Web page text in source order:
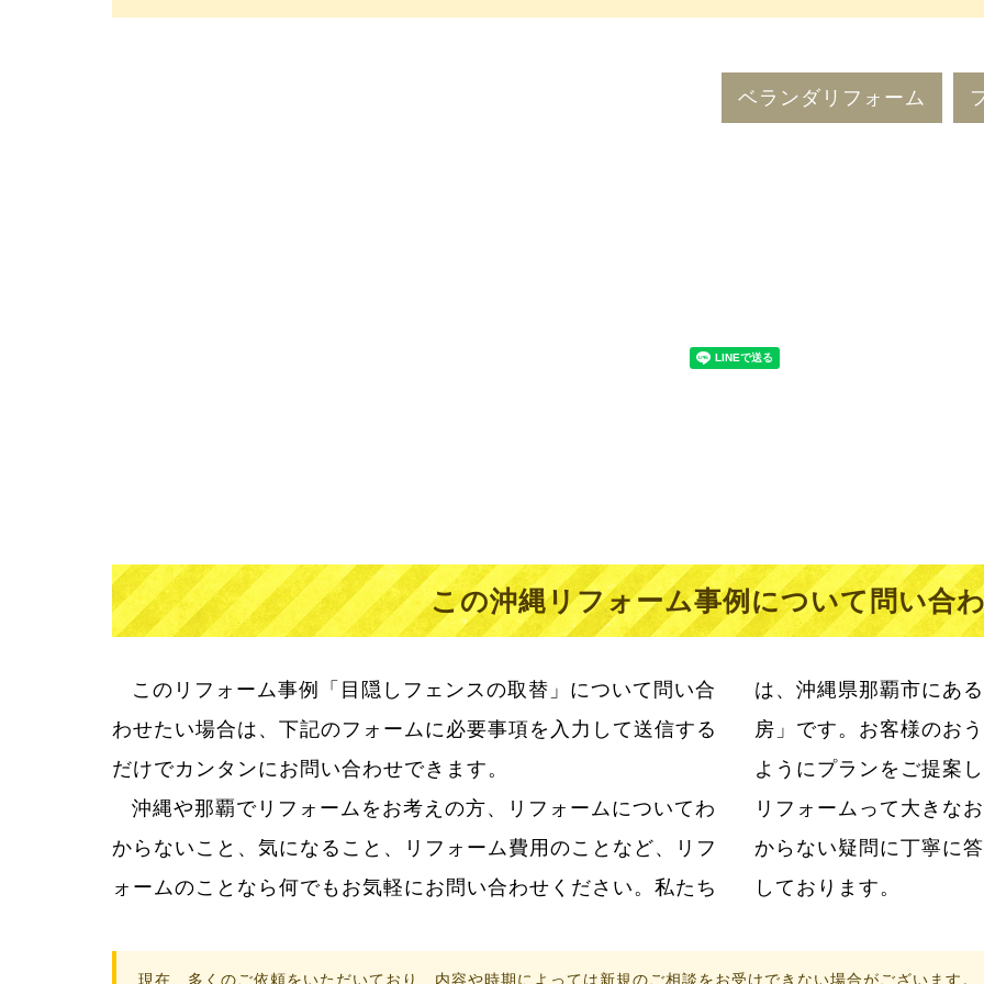
ベランダリフォーム
この沖縄リフォーム事例について問い合
このリフォーム事例「目隠しフェンスの取替」について問い合
わせたい場合は、下記のフォームに必要事項を入力して送信する
だけでカンタンにお問い合わせできます。
沖縄や那覇でリフォームをお考えの方、リフォームについてわ
からないこと、気になること、リフォーム費用のことなど、リフ
ォームのことなら何でもお気軽にお問い合わせください。私たち
は、沖縄県那覇市にあ
房」です。お客様のお
ようにプランをご提案
リフォームって大きなお買い物。だからこそ私たちはお客様のわ
からない疑問に丁寧に答え、満足していただけるように日々努力
しております。
現在、多くのご依頼をいただいており、内容や時期によっては新規のご相談をお受けできない場合がございます。